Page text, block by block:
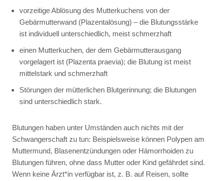
vorzeitige Ablösung des Mutterkuchens von der
Gebärmutterwand (Plazentalösung) – die Blutungsstärke
ist individuell unterschiedlich, meist schmerzhaft
einen Mutterkuchen, der dem Gebärmutterausgang
vorgelagert ist (Plazenta praevia); die Blutung ist meist
mittelstark und schmerzhaft
Störungen der mütterlichen Blutgerinnung; die Blutungen
sind unterschiedlich stark.
Blutungen haben unter Umständen auch nichts mit der
Schwangerschaft zu tun: Beispielsweise können Polypen am
Muttermund, Blasenentzündungen oder Hämorrhoiden zu
Blutungen führen, ohne dass Mutter oder Kind gefährdet sind.
Wenn keine Ärzt*in verfügbar ist, z. B. auf Reisen, sollte